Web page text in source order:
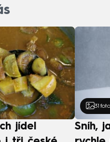
jídel
31
Sníh,